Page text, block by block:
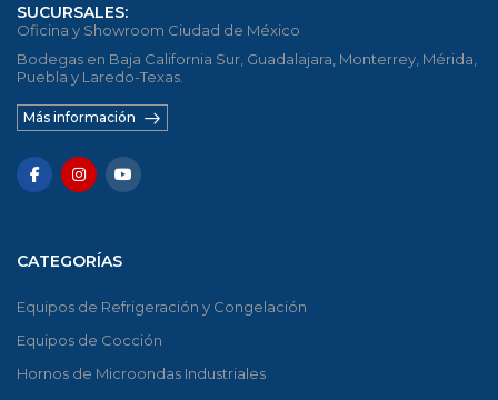
SUCURSALES:
Oficina y Showroom Ciudad de México
Bodegas en Baja California Sur, Guadalajara, Monterrey, Mérida,
Puebla y Laredo-Texas.
Más información
CATEGORÍAS
Equipos de Refrigeración y Congelación
Equipos de Cocción
Hornos de Microondas Industriales